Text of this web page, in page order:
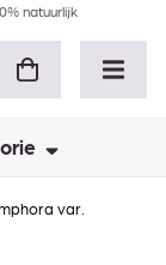
natuurlijk
var.